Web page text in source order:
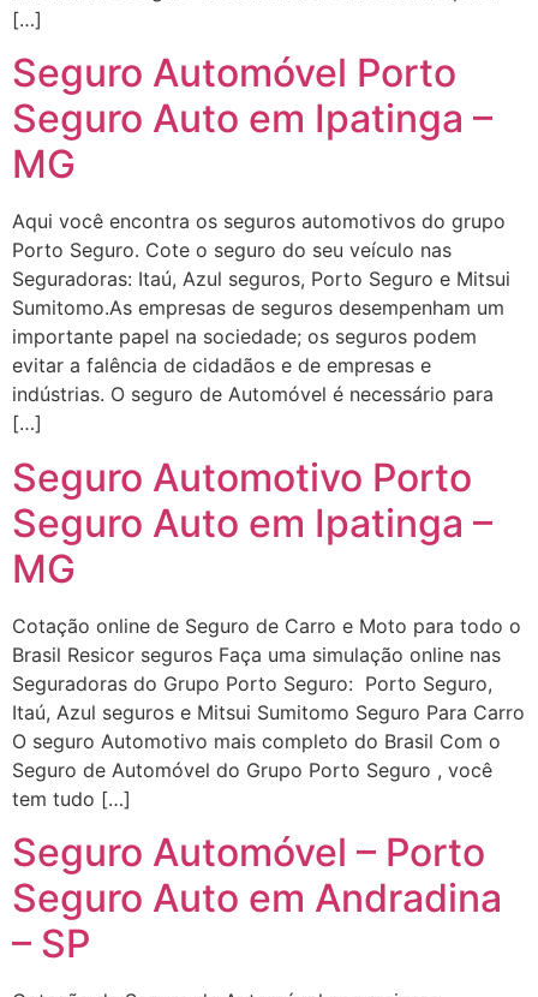
[…]
Seguro Automóvel Porto
Seguro Auto em Ipatinga –
MG
Aqui você encontra os seguros automotivos do grupo
Porto Seguro. Cote o seguro do seu veículo nas
Seguradoras: Itaú, Azul seguros, Porto Seguro e Mitsui
Sumitomo.As empresas de seguros desempenham um
importante papel na sociedade; os seguros podem
evitar a falência de cidadãos e de empresas e
indústrias. O seguro de Automóvel é necessário para
[…]
Seguro Automotivo Porto
Seguro Auto em Ipatinga –
MG
Cotação online de Seguro de Carro e Moto para todo o
Brasil Resicor seguros Faça uma simulação online nas
Seguradoras do Grupo Porto Seguro: Porto Seguro,
Itaú, Azul seguros e Mitsui Sumitomo Seguro Para Carro
O seguro Automotivo mais completo do Brasil Com o
Seguro de Automóvel do Grupo Porto Seguro , você
tem tudo […]
Seguro Automóvel – Porto
Seguro Auto em Andradina
– SP